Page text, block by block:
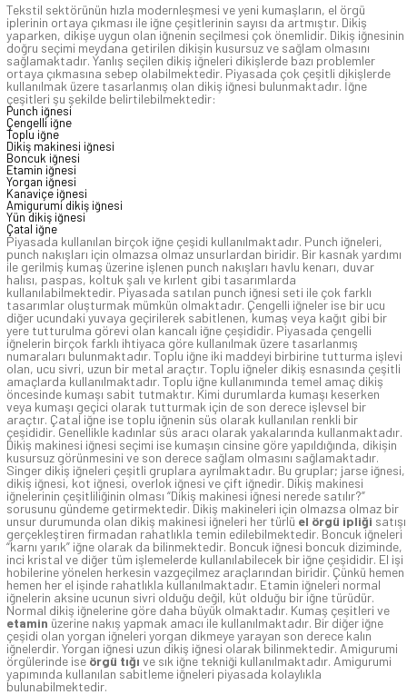
Tekstil sektörünün hızla modernleşmesi ve yeni kumaşların, el örgü
iplerinin ortaya çıkması ile iğne çeşitlerinin sayısı da artmıştır. Dikiş
yaparken, dikişe uygun olan iğnenin seçilmesi çok önemlidir. Dikiş iğnesinin
doğru seçimi meydana getirilen dikişin kusursuz ve sağlam olmasını
sağlamaktadır. Yanlış seçilen dikiş iğneleri dikişlerde bazı problemler
ortaya çıkmasına sebep olabilmektedir. Piyasada çok çeşitli dikişlerde
kullanılmak üzere tasarlanmış olan dikiş iğnesi bulunmaktadır. İğne
çeşitleri şu şekilde belirtilebilmektedir:
Punch iğnesi
Çengelli iğne
Toplu iğne
Dikiş makinesi iğnesi
Boncuk iğnesi
Etamin iğnesi
Yorgan iğnesi
Kanaviçe iğnesi
Amigurumi dikiş iğnesi
Yün dikiş iğnesi
Çatal iğne
Piyasada kullanılan birçok iğne çeşidi kullanılmaktadır. Punch iğneleri,
punch nakışları için olmazsa olmaz unsurlardan biridir. Bir kasnak yardımı
ile gerilmiş kumaş üzerine işlenen punch nakışları havlu kenarı, duvar
halısı, paspas, koltuk şalı ve kırlent gibi tasarımlarda
kullanılabilmektedir. Piyasada satılan punch iğnesi seti ile çok farklı
tasarımlar oluşturmak mümkün olmaktadır. Çengelli iğneler ise bir ucu
diğer ucundaki yuvaya geçirilerek sabitlenen, kumaş veya kağıt gibi bir
yere tutturulma görevi olan kancalı iğne çeşididir. Piyasada çengelli
iğnelerin birçok farklı ihtiyaca göre kullanılmak üzere tasarlanmış
numaraları bulunmaktadır. Toplu iğne iki maddeyi birbirine tutturma işlevi
olan, ucu sivri, uzun bir metal araçtır. Toplu iğneler dikiş esnasında çeşitli
amaçlarda kullanılmaktadır. Toplu iğne kullanımında temel amaç dikiş
öncesinde kumaşı sabit tutmaktır. Kimi durumlarda kumaşı keserken
veya kumaşı geçici olarak tutturmak için de son derece işlevsel bir
araçtır. Çatal iğne ise toplu iğnenin süs olarak kullanılan renkli bir
çeşididir. Genellikle kadınlar süs aracı olarak yakalarında kullanmaktadır.
Dikiş makinesi iğnesi seçimi ise kumaşın cinsine göre yapıldığında, dikişin
kusursuz görünmesini ve son derece sağlam olmasını sağlamaktadır.
Singer dikiş iğneleri çeşitli gruplara ayrılmaktadır. Bu gruplar; jarse iğnesi,
dikiş iğnesi, kot iğnesi, overlok iğnesi ve çift iğnedir. Dikiş makinesi
iğnelerinin çeşitliliğinin olması “Dikiş makinesi iğnesi nerede satılır?”
sorusunu gündeme getirmektedir. Dikiş makineleri için olmazsa olmaz bir
unsur durumunda olan dikiş makinesi iğneleri her türlü el örgü ipliği satışı
gerçekleştiren firmadan rahatlıkla temin edilebilmektedir. Boncuk iğneleri
“karnı yarık” iğne olarak da bilinmektedir. Boncuk iğnesi boncuk diziminde,
inci kristal ve diğer tüm işlemelerde kullanılabilecek bir iğne çeşididir. El işi
hobilerine yönelen herkesin vazgeçilmez araçlarından biridir. Çünkü hemen
hemen her el işinde rahatlıkla kullanılmaktadır. Etamin iğneleri normal
iğnelerin aksine ucunun sivri olduğu değil, küt olduğu bir iğne türüdür.
Normal dikiş iğnelerine göre daha büyük olmaktadır. Kumaş çeşitleri ve
etamin üzerine nakış yapmak amacı ile kullanılmaktadır. Bir diğer iğne
çeşidi olan yorgan iğneleri yorgan dikmeye yarayan son derece kalın
iğnelerdir. Yorgan iğnesi uzun dikiş iğnesi olarak bilinmektedir. Amigurumi
örgülerinde ise örgü tığı ve sık iğne tekniği kullanılmaktadır. Amigurumi
yapımında kullanılan sabitleme iğneleri piyasada kolaylıkla
bulunabilmektedir.